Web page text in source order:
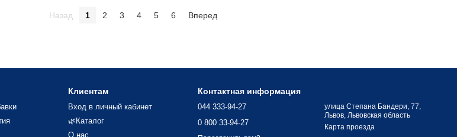
Назад 1 2 3 4 5 6 Вперед
Клиентам
Вход в личный кабинет
🌿Каталог
О нас
Контактная информация
044 333-94-27
0 800 33-94-27
улица Степана Бандери, 77,
Львов, Львовская область
Карта проезда